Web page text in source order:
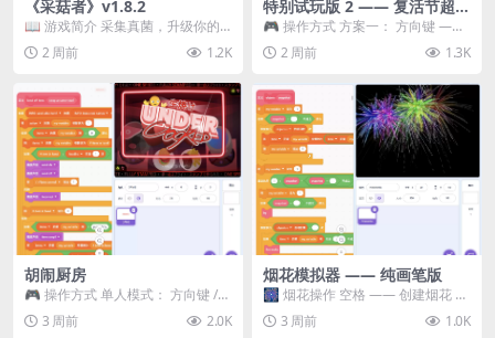
《采菇者》v1.8.2
📖 游戏简介 采集真菌，升级你的
机体，并前往未知领域探索。 这是
一款静谧的探索冒...
2 周前 1.2K
特别试玩版 2 —— 复活节超级
卡丁车赛
🎮 操作方式 方案一： 方向键 ——
移动 Z —— 跳跃 / 漂移 方案二： ...
2 周前 1.3K
胡闹厨房
🎮 操作方式 单人模式： 方向键 /
WASD —— 移动 Z / K —— 抓...
3 周前 2.0K
烟花模拟器 —— 纯画笔版
🎆 烟花操作 空格 —— 创建烟花 1
~ 3 —— 切换烟花类型 普通烟花
嘶...3 周前 1.0K